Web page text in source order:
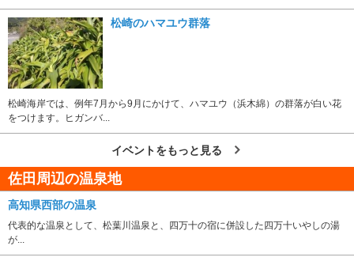
松崎のハマユウ群落
松崎海岸では、例年7月から9月にかけて、ハマユウ（浜木綿）の群落が白い花
をつけます。ヒガンバ...
イベントをもっと見る
佐田周辺の温泉地
高知県西部の温泉
代表的な温泉として、松葉川温泉と、四万十の宿に併設した四万十いやしの湯
が...